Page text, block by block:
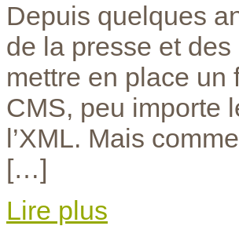
Depuis quelques
de la presse et
mettre en place un
CMS, peu importe
l’XML. Mais
[…]
Lire plus